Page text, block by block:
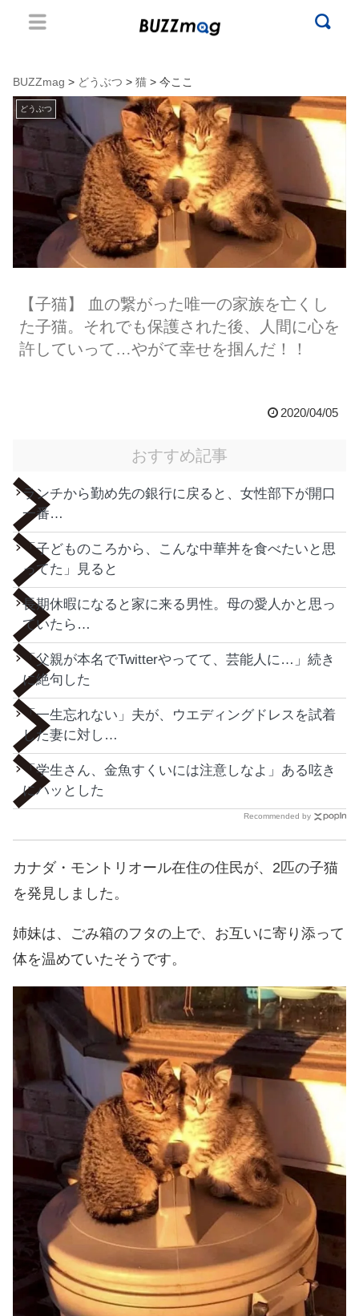
BUZZmag > どうぶつ > 猫 > 今ここ
どうぶつ
【子猫】 血の繋がった唯一の家族を亡くし
た子猫。それでも保護された後、人間に心を
許していって…やがて幸せを掴んだ！！
2020/04/05
おすすめ記事
ランチから勤め先の銀行に戻ると、女性部下が開口
一番…
「子どものころから、こんな中華丼を食べたいと思
ってた」見ると
長期休暇になると家に来る男性。母の愛人かと思っ
ていたら…
「父親が本名でTwitterやってて、芸能人に…」続き
に絶句した
「一生忘れない」夫が、ウエディングドレスを試着
した妻に対し…
「学生さん、金魚すくいには注意しなよ」ある呟き
にハッとした
Recommended by
カナダ・モントリオール在住の住民が、2匹の子猫
を発見しました。
姉妹は、ごみ箱のフタの上で、お互いに寄り添って
体を温めていたそうです。